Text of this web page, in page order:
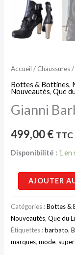
Accueil / Chaussures
Bottes & Bottines,
Nouveautés,Que
Gianni
499,00€ TTC
Disponibilité : 1 en
AJOUTER
Catégories :Bottes &
Nouveautés,Que du
Étiquettes :barbato,
marques,mode,